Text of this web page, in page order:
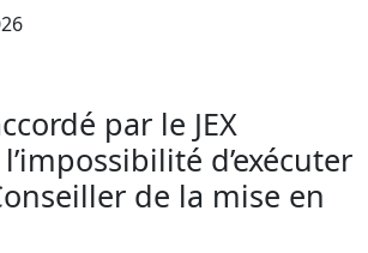
par le JEX
d’exécuter
de la mise en